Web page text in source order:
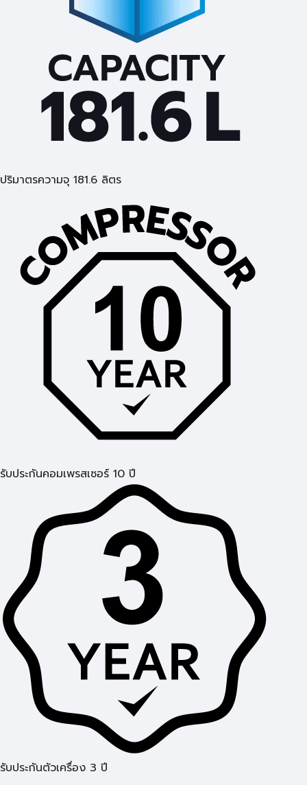
ปริมาตรความจุ 181.6 ลิตร
รับประกันคอมเพรสเซอร์ 10 ปี
รับประกันตัวเครื่อง 3 ปี